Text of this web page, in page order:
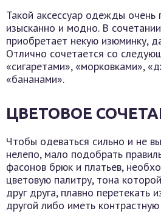
Такой аксессуар одежды очень
изысканно и модно. В
приобретает некую изюминку,
Отлично сочетается со
«сигаретами», «морковками»,
«бананами».
ЦВЕТОВОЕ
Чтобы одеваться сильно и не
нелепо, мало подобрать
фасонов брюк и платьев,
цветовую палитру, тона
друг друга, плавно перетекать
другой либо иметь контрастную